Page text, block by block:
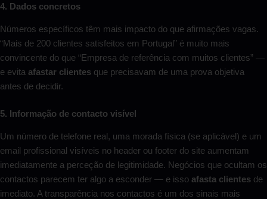
4. Dados concretos
Números específicos têm mais impacto do que afirmações vagas.
“Mais de 200 clientes satisfeitos em Portugal” é muito mais
convincente do que “Empresa de referência com muitos clientes” —
e evita afastar clientes que precisavam de uma prova objetiva
antes de decidir.
5. Informação de contacto visível
Um número de telefone real, uma morada física (se aplicável) e um
email profissional visíveis no header ou footer do site aumentam
imediatamente a perceção de legitimidade. Negócios que ocultam os
contactos parecem ter algo a esconder — e isso afasta clientes de
imediato. A transparência nos contactos é um dos sinais mais